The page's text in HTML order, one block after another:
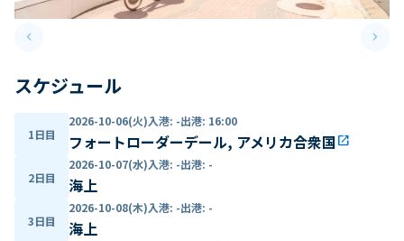
keyboard_arrow_leftPrevious slide keyboard_arrow_right
スケジュール
1日目
2026-10-06(火)入港: -出港: 16:00
フォートローダーデール, アメリカ合衆国open_in_new
2日目
2026-10-07(水)入港: -出港: -
海上
3日目
2026-10-08(木)入港: -出港: -
海上